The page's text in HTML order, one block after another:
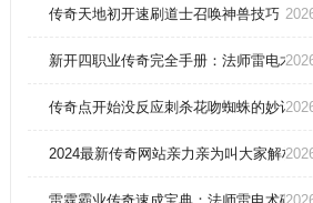
传奇天地初开速刷道士召唤神兽技巧！
新开四职业传奇完全手册：法师雷电术如
传奇点开始没反应刺杀花吻蜘蛛的妙计！
2024最新传奇网站亲力亲为叫大家解析道